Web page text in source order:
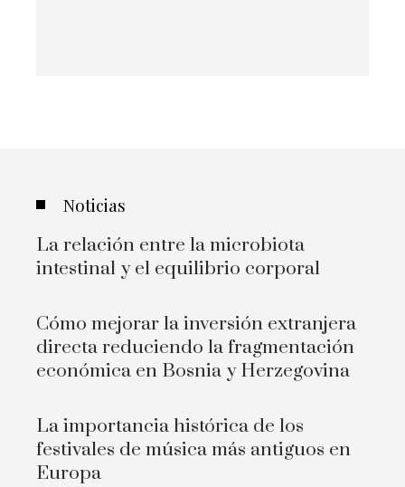
Noticias
La relación entre la microbiota
intestinal y el equilibrio corporal
Cómo mejorar la inversión extranjera
directa reduciendo la fragmentación
económica en Bosnia y Herzegovina
La importancia histórica de los
festivales de música más antiguos en
Europa